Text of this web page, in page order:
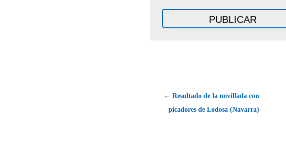
← Resultado de la novillada con
picadores de Lodosa (Navarra)